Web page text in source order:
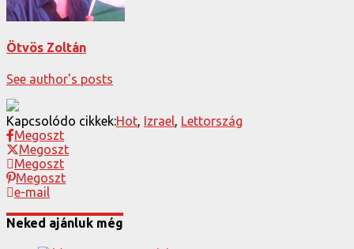
Ötvös Zoltán
See author's posts
Kapcsolódo cikkek:Hot Izrael
Lettország
Megoszt
Megoszt
Megoszt
Megoszt
e-mail
Neked ajánluk még